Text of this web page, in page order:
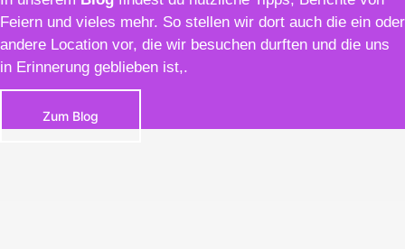
Feiern und vieles mehr. So stellen wir dort auch die ein oder
andere Location vor, die wir besuchen durften und die uns
in Erinnerung geblieben ist,.
Zum Blog